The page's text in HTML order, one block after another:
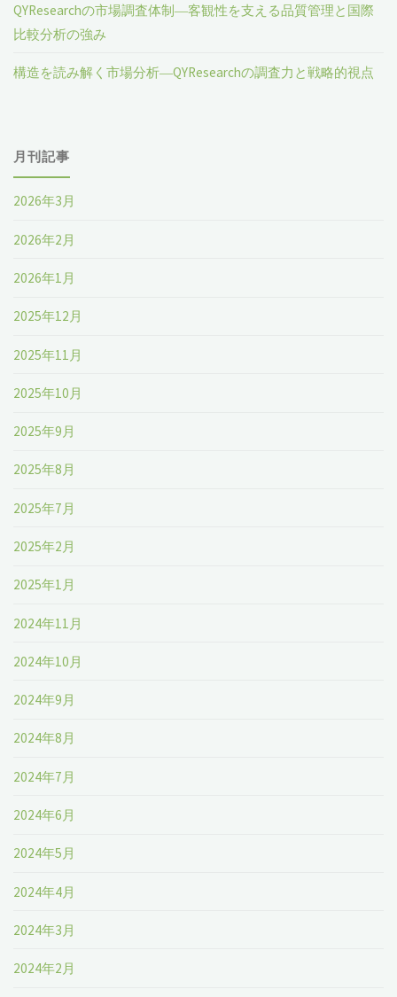
QYResearchの市場調査体制―客観性を支える品質管理と国際
比較分析の強み
構造を読み解く市場分析―QYResearchの調査力と戦略的視点
月刊記事
2026年3月
2026年2月
2026年1月
2025年12月
2025年11月
2025年10月
2025年9月
2025年8月
2025年7月
2025年2月
2025年1月
2024年11月
2024年10月
2024年9月
2024年8月
2024年7月
2024年6月
2024年5月
2024年4月
2024年3月
2024年2月